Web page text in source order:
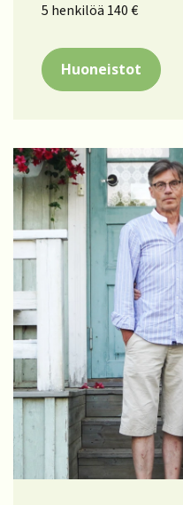
5 henkilöä 140 €
Huoneistot